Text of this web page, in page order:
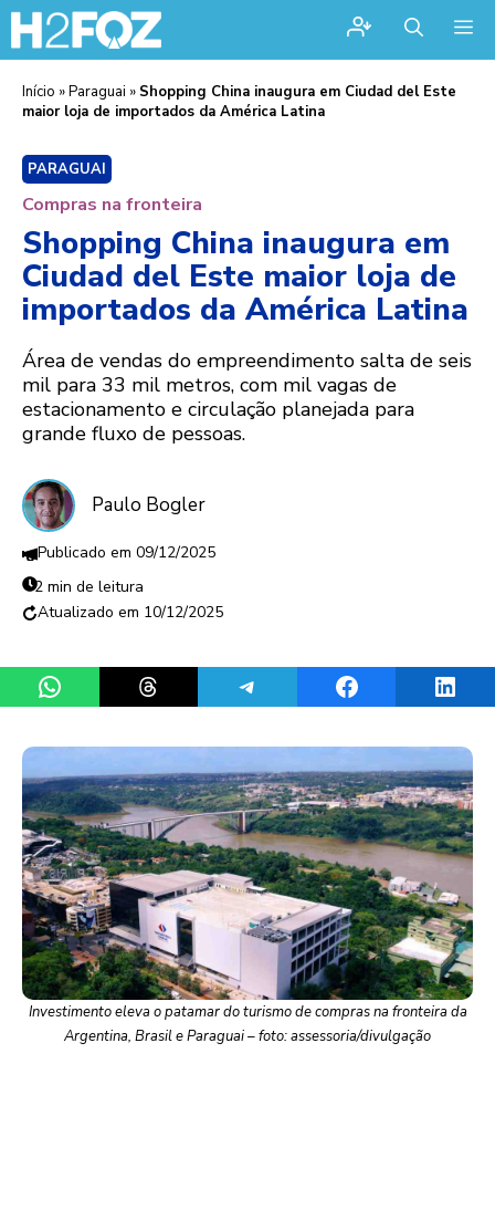
Início »Paraguai » Shopping China inaugura em Ciudad del Este
maior loja de importados da América Latina
PARAGUAI
Compras na fronteira
Shopping China inaugura em
Ciudad del Este maior loja de
importados da América Latina
Área de vendas do empreendimento salta de seis
mil para 33 mil metros, com mil vagas de
estacionamento e circulação planejada para
grande fluxo de pessoas.
Paulo Bogler
09/12/2025
2 min de leitura
10/12/2025
Share on WhatsAppShare on ThreadsShare on TelegramShare on Facebook
Investimento eleva o patamar do turismo de compras na fronteira da
Argentina, Brasil e Paraguai – foto: assessoria/divulgação